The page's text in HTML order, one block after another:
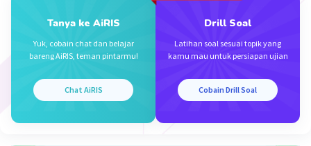
Tanya ke AiRIS
Yuk, cobain chat dan belajar
bareng AiRIS, teman pintarmu!
Chat AiRIS
Drill Soal
Latihan soal sesuai topik yang
kamu mau untuk persiapan ujian
Cobain Drill Soal